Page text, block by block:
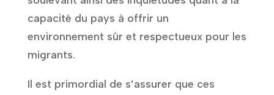
capacité du pays à offrir un
environnement sûr et respectueux pour les
migrants.
Il est primordial de s’assurer que ces